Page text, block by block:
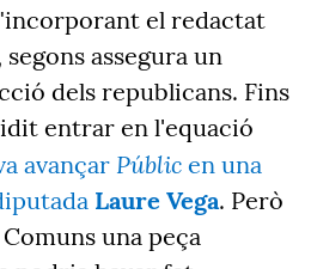
el redactat
assegura un
dels republicans. Fins
entrar en l'equació
avançar Públic en una
Laure Vega. Però
una peça